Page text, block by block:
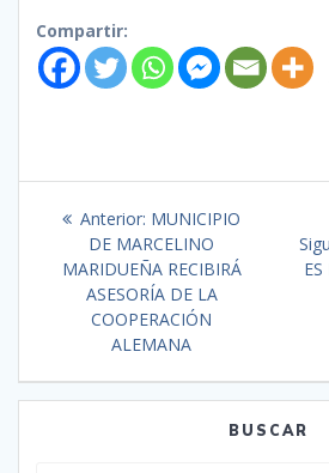
Compartir:
Anterior: MUNICIPIO
DE MARCELINO
MARIDUEÑA RECIBIRÁ
ASESORÍA DE LA
COOPERACIÓN
ALEMANA
BUSCAR